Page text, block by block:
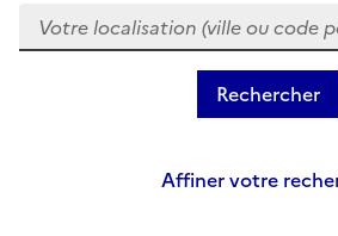
Votre localisation (ville ou code
Affiner votre